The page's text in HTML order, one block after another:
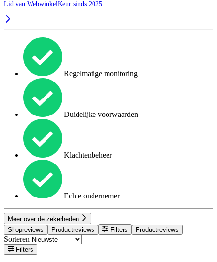
Lid van WebwinkelKeur sinds 2025
Regelmatige monitoring
Duidelijke voorwaarden
Klachtenbeheer
Echte ondernemer
Meer over de zekerheden
Shopreviews
Productreviews Filters Productreviews
Sorteren
Filters